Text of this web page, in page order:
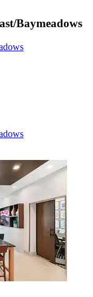
Baymeadows